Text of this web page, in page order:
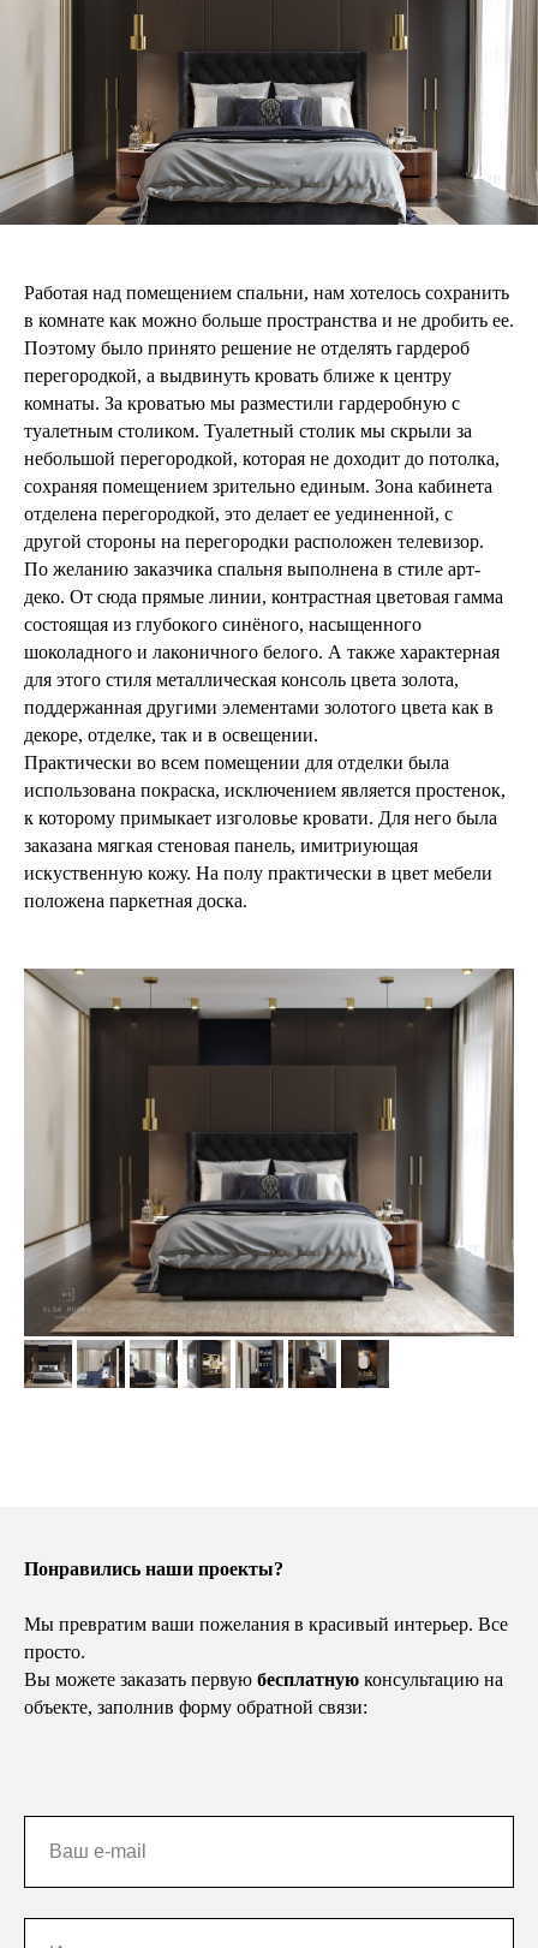
Работая над помещением спальни, нам хотелось сохранить
в комнате как можно больше пространства и не дробить ее.
Поэтому было принято решение не отделять гардероб
перегородкой, а выдвинуть кровать ближе к центру
комнаты. За кроватью мы разместили гардеробную с
туалетным столиком. Туалетный столик мы скрыли за
небольшой перегородкой, которая не доходит до потолка,
сохраняя помещением зрительно единым. Зона кабинета
отделена перегородкой, это делает ее уединенной, с
другой стороны на перегородки расположен телевизор.
По желанию заказчика спальня выполнена в стиле арт-
деко. От сюда прямые линии, контрастная цветовая гамма
состоящая из глубокого синёного, насыщенного
шоколадного и лаконичного белого. А также характерная
для этого стиля металлическая консоль цвета золота,
поддержанная другими элементами золотого цвета как в
декоре, отделке, так и в освещении.
Практически во всем помещении для отделки была
использована покраска, исключением является простенок,
к которому примыкает изголовье кровати. Для него была
заказана мягкая стеновая панель, имитриующая
искуственную кожу. На полу практически в цвет мебели
положена паркетная доска.
Понравились наши проекты?
Мы превратим ваши пожелания в красивый интерьер. Все
просто.
Вы можете заказать первую бесплатную консультацию на
объекте, заполнив форму обратной связи: